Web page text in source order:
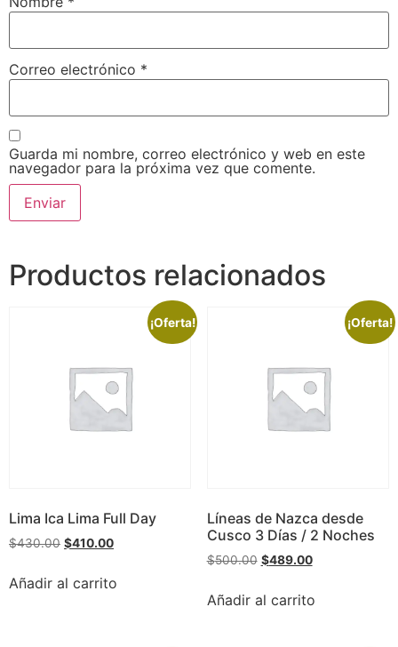
Correo electrónico *
Guarda mi nombre, correo electrónico y web en este
navegador para la próxima vez que comente.
Productos relacionados
¡Oferta!
Lima Ica Lima Full Day
$430.00 $410.00
Añadir al carrito
¡Oferta!
Líneas de Nazca desde
Cusco 3 Días / 2 Noches
$500.00 $489.00
Añadir al carrito